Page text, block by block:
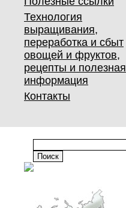
Технология
выращивания,
переработка и сбыт
овощей и фруктов,
рецепты и полезная
информация
Контакты